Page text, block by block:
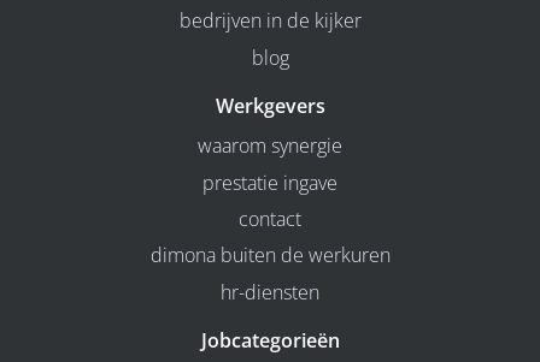
bedrijven in de kijker
blog
Werkgevers
waarom synergie
prestatie ingave
contact
dimona buiten de werkuren
hr-diensten
Jobcategorieën